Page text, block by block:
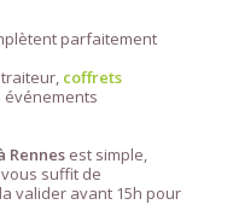
parfaitement
coffrets
événements
Rennes est simple,
suffit de
valider avant 15h pour